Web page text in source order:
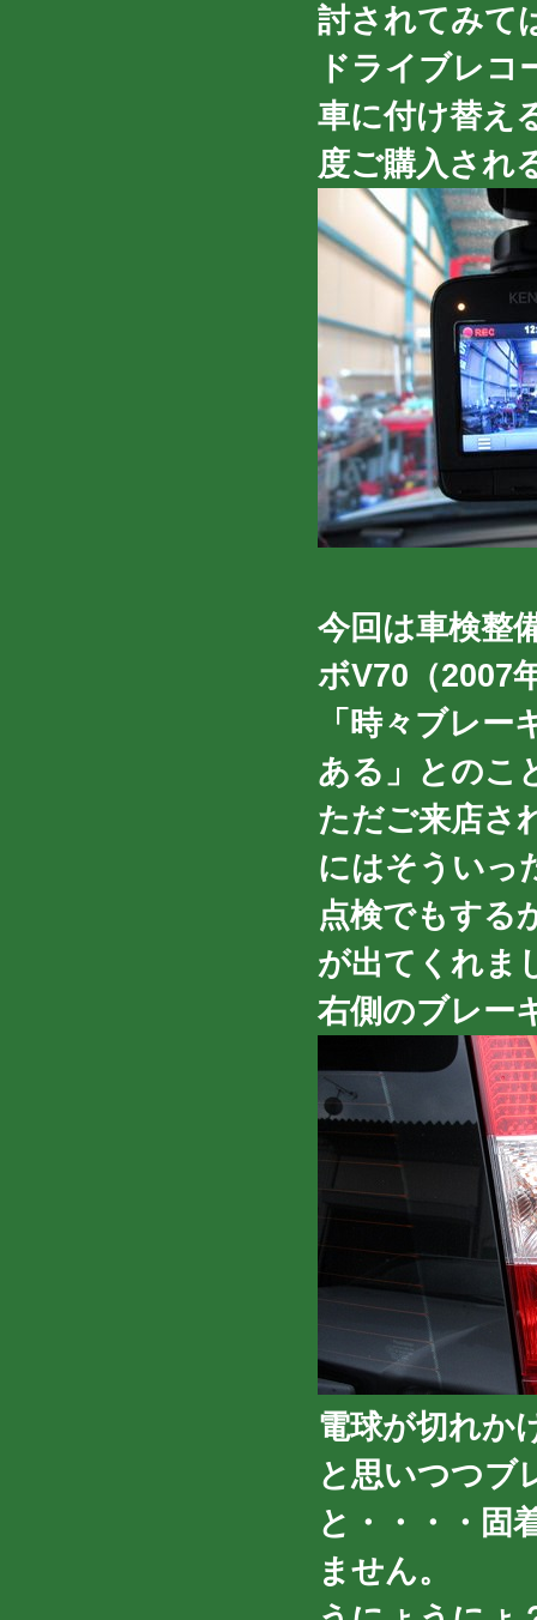
討されてみて
ドライブレコ
車に付け替え
度ご購入され
今回は車検整
ボV70（2007
「時々ブレ
ある」とのこ
ただご来店さ
にはそういっ
点検でもする
が出てくれま
右側のブレー
電球が切れか
と思いつつブ
と・・・・固
ません。